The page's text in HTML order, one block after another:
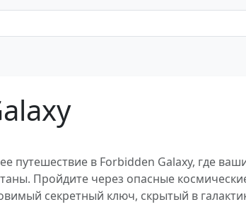
путешествие в Forbidden Galaxy, где
Пройдите через опасные
секретный ключ, скрытый в